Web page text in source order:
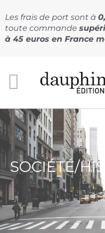
au
contenu
Les frais de port sont à
toute commande
à 45 euros en France
SOCIÉTÉ/